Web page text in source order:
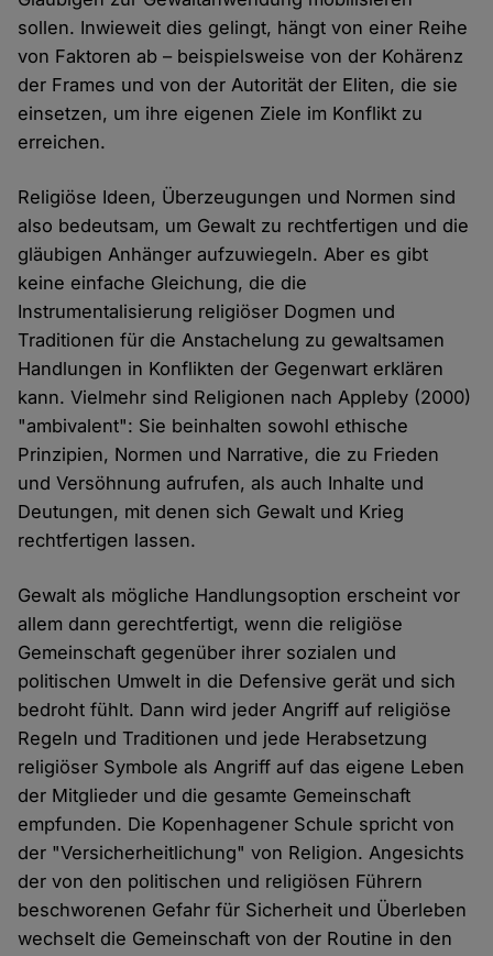
sollen. Inwieweit dies gelingt, hängt von einer Reihe
von Faktoren ab – beispielsweise von der Kohärenz
der Frames und von der Autorität der Eliten, die sie
einsetzen, um ihre eigenen Ziele im Konflikt zu
erreichen.
Religiöse Ideen, Überzeugungen und Normen sind
also bedeutsam, um Gewalt zu rechtfertigen und die
gläubigen Anhänger aufzuwiegeln. Aber es gibt
keine einfache Gleichung, die die
Instrumentalisierung religiöser Dogmen und
Traditionen für die Anstachelung zu gewaltsamen
Handlungen in Konflikten der Gegenwart erklären
kann. Vielmehr sind Religionen nach Appleby (2000)
"ambivalent": Sie beinhalten sowohl ethische
Prinzipien, Normen und Narrative, die zu Frieden
und Versöhnung aufrufen, als auch Inhalte und
Deutungen, mit denen sich Gewalt und Krieg
rechtfertigen lassen.
Gewalt als mögliche Handlungsoption erscheint vor
allem dann gerechtfertigt, wenn die religiöse
Gemeinschaft gegenüber ihrer sozialen und
politischen Umwelt in die Defensive gerät und sich
bedroht fühlt. Dann wird jeder Angriff auf religiöse
Regeln und Traditionen und jede Herabsetzung
religiöser Symbole als Angriff auf das eigene Leben
der Mitglieder und die gesamte Gemeinschaft
empfunden. Die Kopenhagener Schule spricht von
der "Versicherheitlichung" von Religion. Angesichts
der von den politischen und religiösen Führern
beschworenen Gefahr für Sicherheit und Überleben
wechselt die Gemeinschaft von der Routine in den